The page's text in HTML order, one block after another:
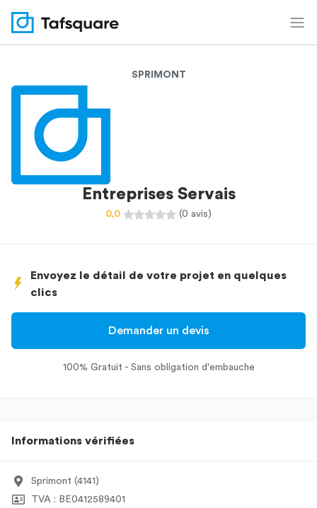
SPRIMONT
Entreprises Servais
0,0 (0 avis)
Envoyez le détail de votre projet en quelques
clics
Demander un devis
100% Gratuit - Sans obligation d'embauche
Informations vérifiées
Sprimont (4141)
TVA : BE0412589401